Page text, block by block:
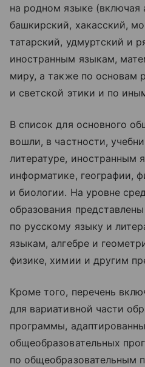
на родном языке (включая
башкирский, хакасский,
татарский, удмуртский и
иностранным языкам,
миру, а также по основам
и светской этики и по
В список для основного
вошли, в частности,
литературе, иностранным
информатике, географии,
и биологии. На уровне
образования
по русскому языку и
языкам, алгебре и
физике, химии и другим
Кроме того, перечень
для вариативной части
программы,
общеобразовательных
по общеобразовательным